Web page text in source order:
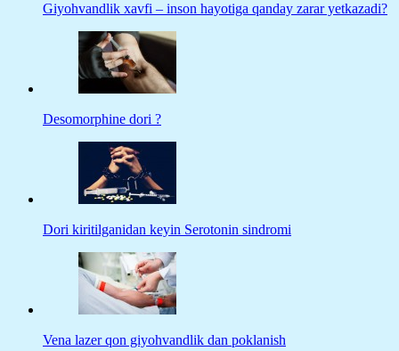
Giyohvandlik xavfi – inson hayotiga qanday zarar yetkazadi?
Desomorphine dori ?
Dori kiritilganidan keyin Serotonin sindromi
Vena lazer qon giyohvandlik dan poklanish